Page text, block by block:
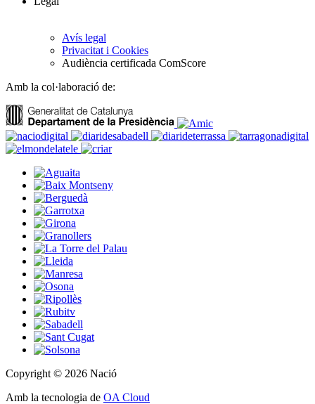
Avís legal
Privacitat i Cookies
Audiència certificada ComScore
Amb la col·laboració de:
Copyright © 2026 Nació
Amb la tecnologia de OA Cloud